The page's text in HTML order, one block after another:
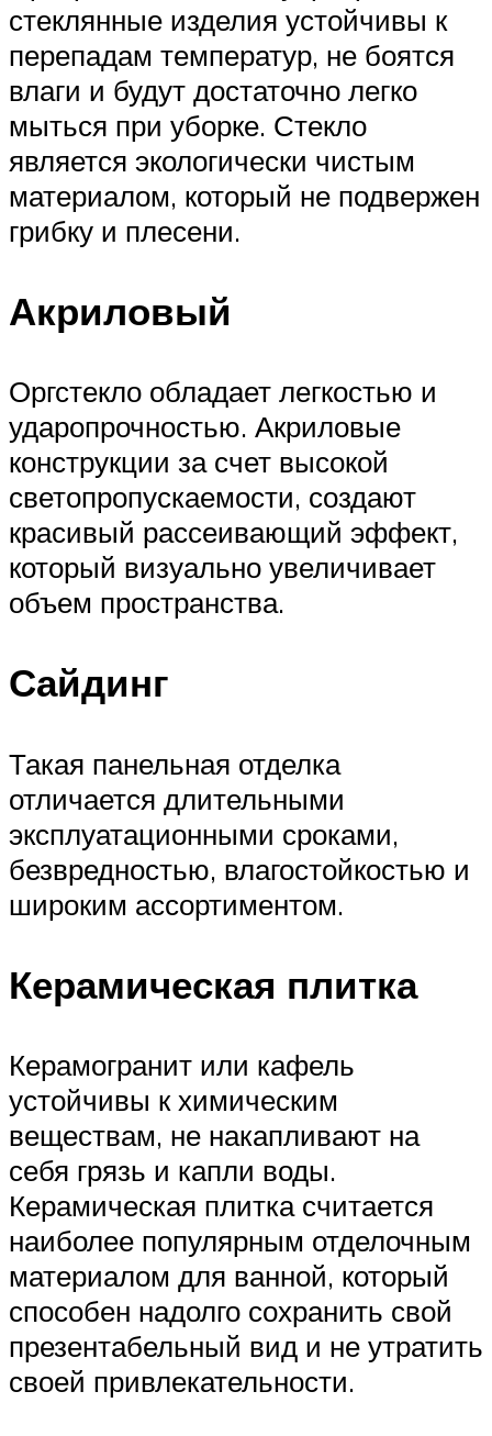
стеклянные изделия устойчивы к
перепадам температур, не боятся
влаги и будут достаточно легко
мыться при уборке. Стекло
является экологически чистым
материалом, который не подвержен
грибку и плесени.
Акриловый
Оргстекло обладает легкостью и
ударопрочностью. Акриловые
конструкции за счет высокой
светопропускаемости, создают
красивый рассеивающий эффект,
который визуально увеличивает
объем пространства.
Сайдинг
Такая панельная отделка
отличается длительными
эксплуатационными сроками,
безвредностью, влагостойкостью и
широким ассортиментом.
Керамическая плитка
Керамогранит или кафель
устойчивы к химическим
веществам, не накапливают на
себя грязь и капли воды.
Керамическая плитка считается
наиболее популярным отделочным
материалом для ванной, который
способен надолго сохранить свой
презентабельный вид и не утратить
своей привлекательности.